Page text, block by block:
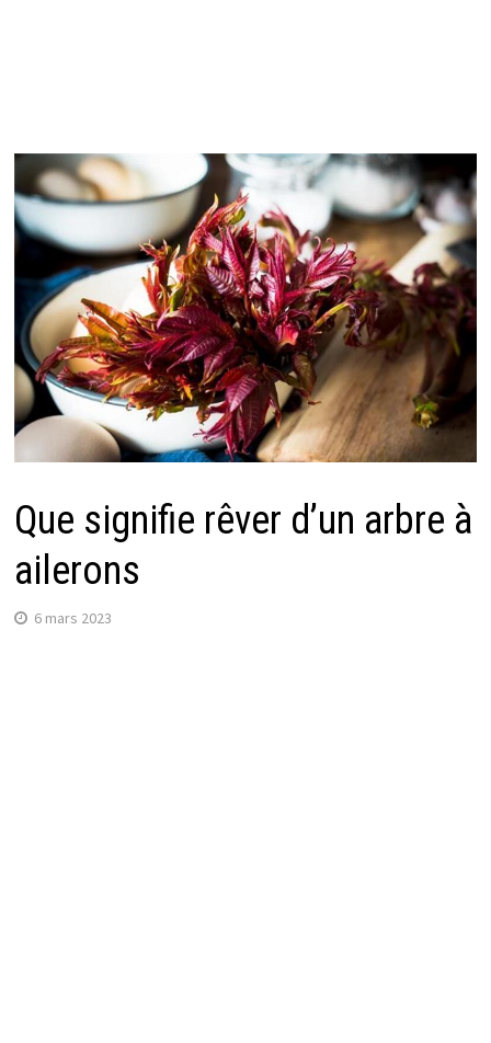
Que signifie rêver d’un arbre à
ailerons
6 mars 2023